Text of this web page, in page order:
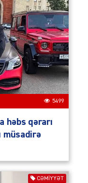
5499
həbs qərarı
müsadirə
CƏMIYYƏT